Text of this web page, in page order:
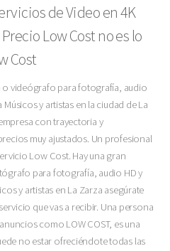
de Video en 4K
Low Cost no es lo
Cost
videógrafo para fotografía, audio
y artistas en la ciudad de La
con trayectoria y
muy ajustados. Un profesional
Low Cost. Hay una gran
para fotografía, audio HD y
y artistas en La Zarza asegúrate
que vas a recibir. Una persona
como LOW COST, es una
no estar ofreciéndote todas las